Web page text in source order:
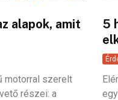
alapok, amit
motorral szerelt
részei: a
5